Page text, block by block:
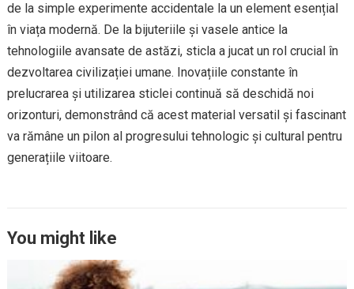
de la simple experimente accidentale la un element esențial
în viața modernă. De la bijuteriile și vasele antice la
tehnologiile avansate de astăzi, sticla a jucat un rol crucial în
dezvoltarea civilizației umane. Inovațiile constante în
prelucrarea și utilizarea sticlei continuă să deschidă noi
orizonturi, demonstrând că acest material versatil și fascinant
va rămâne un pilon al progresului tehnologic și cultural pentru
generațiile viitoare.
You might like